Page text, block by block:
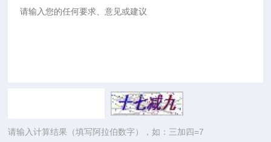
请输入计算结果（填写阿拉伯数字），如：三加四=7